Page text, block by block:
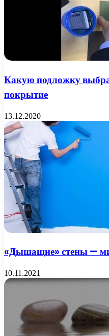
Какую подложку
покрытие
13.12.2020
«Дышащие» стены —
10.11.2021